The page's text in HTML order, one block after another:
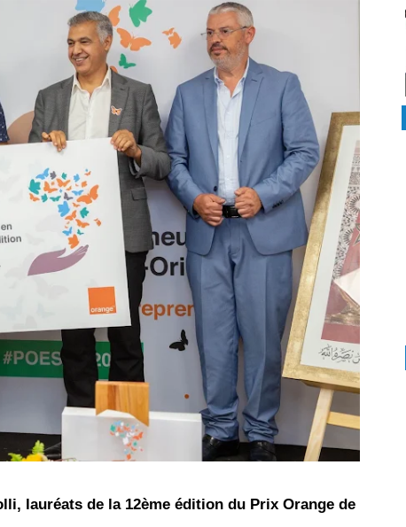
lauréats de la 12ème édition du Prix Orange de
réseaux sociaux
inwi fait
accès à
Snapchat voire
offre
le 23 mars 2026,
Promotion Orange Maroc: Recharge x25 +
Internet
Nouveau! Orange Maroc multiplie les recharges
de ses clients mobiles en prépayé par 25 et ce,
pour toute recharge de 30 Dh ou plus. De plus,
Orange offre, suite à n'importe quelle recharge,
un volume d'internet variant selon le montant de
ladite recharge. La durée de validité du volume
d'internet est de 7 jours alors que celle du solde
offert en Dh est de 3 mois. Recharge Solde